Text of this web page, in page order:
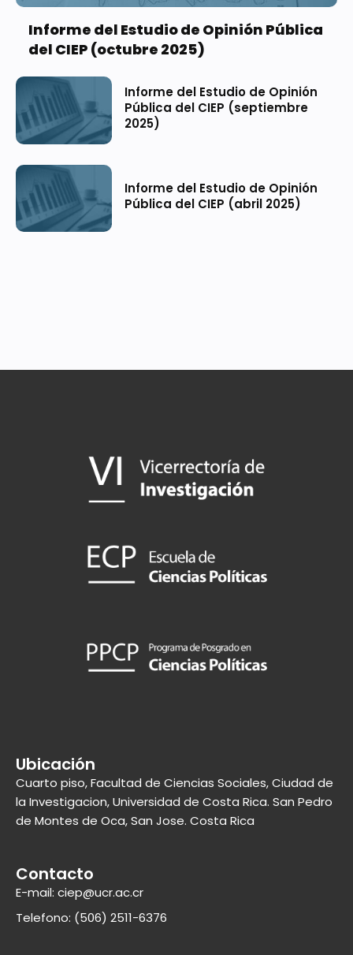
Informe del Estudio de Opinión Pública
del CIEP (octubre 2025)
Informe del Estudio de Opinión
Pública del CIEP (septiembre
2025)
Informe del Estudio de Opinión
Pública del CIEP (abril 2025)
Ubicación
Cuarto piso, Facultad de Ciencias Sociales, Ciudad de
la Investigacion, Universidad de Costa Rica. San Pedro
de Montes de Oca, San Jose. Costa Rica
Contacto
E-mail: ciep@ucr.ac.cr
Telefono: (506) 2511-6376